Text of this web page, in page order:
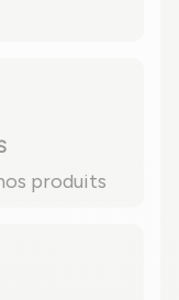
produits